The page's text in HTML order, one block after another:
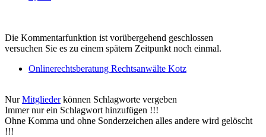
Die Kommentarfunktion ist vorübergehend geschlossen
versuchen Sie es zu einem spätern Zeitpunkt noch einmal.
Onlinerechtsberatung Rechtsanwälte Kotz
NurMitgliederkönnen Schlagworte vergeben
Immer nur ein Schlagwort hinzufügen !!!
Ohne Komma und ohne Sonderzeichen alles andere wird gelöscht
!!!